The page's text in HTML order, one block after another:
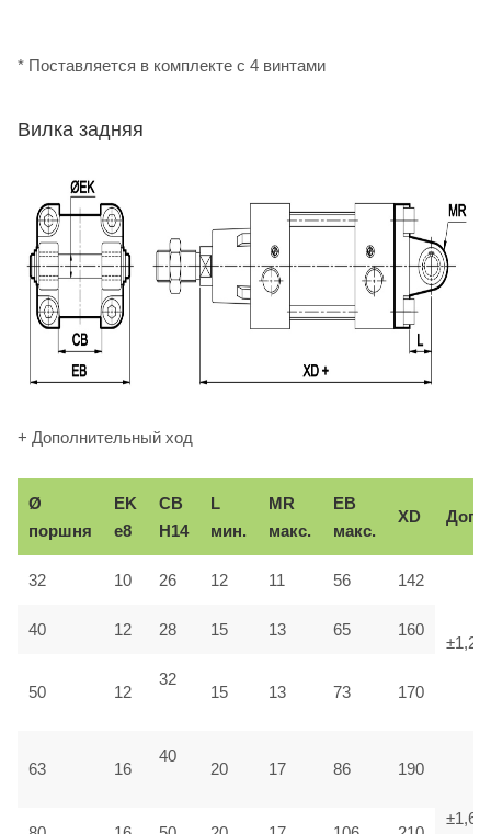
* Поставляется в комплекте с 4 винтами
Вилка задняя
+ Дополнительный ход
Ø
поршня
EK
e8
CB
H14
L
мин.
MR
макс.
EB
макс.
XD Доп.
32 10 26 12 11 56 142
±1,25
40 12 28 15 13 65 160
50 12
32
15 13 73 170
63 16
40
20 17 86 190
±1,6